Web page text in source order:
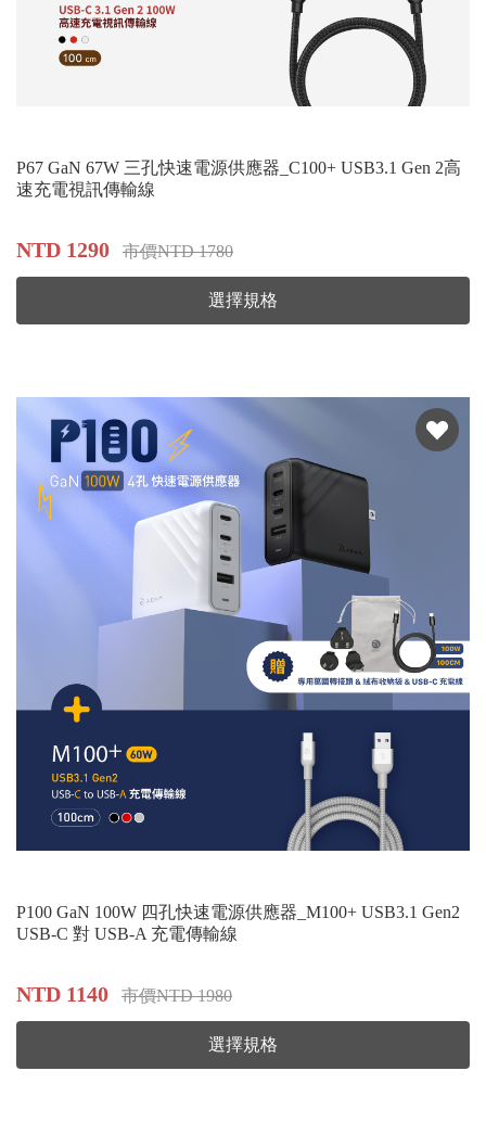
P67 GaN 67W 三孔快速電源供應器_C100+ USB3.1 Gen 2高
速充電視訊傳輸線
NTD 1290 市價NTD 1780
選擇規格
P100 GaN 100W 四孔快速電源供應器_M100+ USB3.1 Gen2
USB-C 對 USB-A 充電傳輸線
NTD 1140 市價NTD 1980
選擇規格